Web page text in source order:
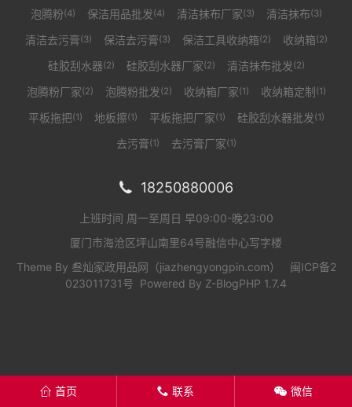
泡腾粉(4) 保洁用品批发(4) 清洁抹布厂家(3) 清洁抹布(3)
清洁去污膏(3) 保洁去污膏(3) 保洁工具收纳箱(2) 收纳箱(2)
硅胶刮水器(2) 硅胶刮水器厂家(2) 清洁抹布批发(2)
泡腾粉厂家(2) 泡腾粉批发(2) 收纳箱厂家(1) 收纳箱定制 (1)
平板拖把(1) 地板擦(1) 平板拖把厂家(1) 硅胶刮水器批发(1)
去污膏(1) 去污膏厂家(1)
 18250880006
上班时间 周一至周日 早09:00-晚23:00
厦门市海沧区坪山南里64号融信中心写字楼
Theme By 叁灿家政用品网（jiazhengyongpin.com）
闽ICP备2
023011731号 Powered By Z-BlogPHP 1.7.4
󦏑 首页 󦂡 联系 󦘑 微信